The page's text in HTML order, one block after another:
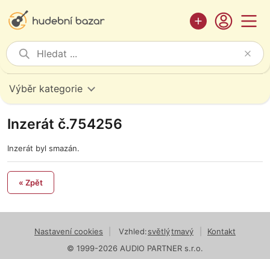
Výběr kategorie
Inzerát č.754256
Inzerát byl smazán.
« Zpět
Nastavení cookies Vzhled:světlýtmavý
Kontakt
© 1999-2026 AUDIO PARTNER s.r.o.